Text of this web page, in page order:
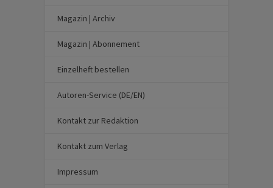
Magazin | Archiv
Magazin | Abonnement
Einzelheft bestellen
Autoren-Service (DE/EN)
Kontakt zur Redaktion
Kontakt zum Verlag
Impressum